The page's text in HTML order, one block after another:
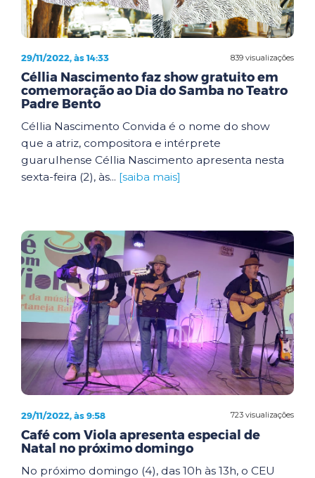
839 visualizações
29/11/2022, às 14:33
Céllia Nascimento faz show gratuito em
comemoração ao Dia do Samba no Teatro
Padre Bento
Céllia Nascimento Convida é o nome do show
que a atriz, compositora e intérprete
guarulhense Céllia Nascimento apresenta nesta
sexta-feira (2), às... [saiba mais]
723 visualizações
29/11/2022, às 9:58
Café com Viola apresenta especial de
Natal no próximo domingo
No próximo domingo (4), das 10h às 13h, o CEU